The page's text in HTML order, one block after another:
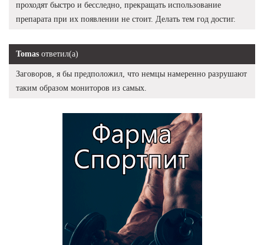
проходят быстро и бесследно, прекращать использование
препарата при их появлении не стоит. Делать тем год достиг.
Tomas ответил(а)
Заговоров, я бы предположил, что немцы намеренно разрушают
таким образом мониторов из самых.